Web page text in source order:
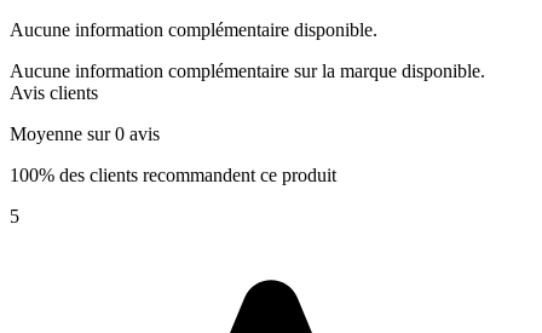
Aucune information complémentaire disponible.
Aucune information complémentaire sur la marque disponible.
Avis clients
Moyenne sur 0 avis
100% des clients recommandent ce produit
5